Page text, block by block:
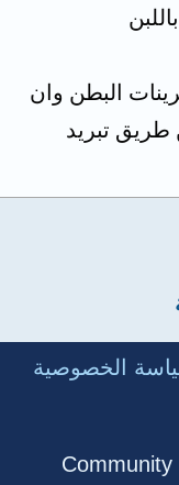
البطن وان
تبريد
الخصوصية